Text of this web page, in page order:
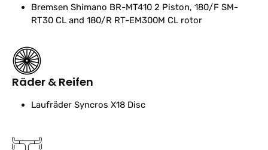
Bremsen Shimano BR-MT410 2 Piston, 180/F SM-
RT30 CL and 180/R RT-EM300M CL rotor
Räder & Reifen
Laufräder Syncros X18 Disc